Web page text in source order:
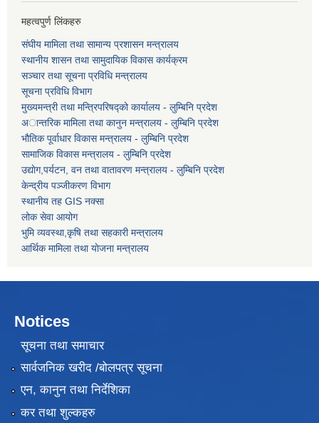
महत्वपुर्ण लिंकहरु
संघीय मामिला तथा सामान्य प्रशासन मन्त्रालय
स्थानीय शासन तथा सामुदायिक विकास कार्यक्रम
सञ्चार तथा सूचना प्रविधि मन्त्रालय
सूचना प्रविधि विभाग
मुख्यमन्त्री तथा मन्त्रिपरिषद्को कार्यालय - लुम्बिनि प्रदेश
अान्तरिक मामिला तथा कानुन मन्त्रालय - लुम्बिनि प्रदेश
भौतिक पूर्वाधार विकास मन्त्रालय - लुम्बिनि प्रदेश
सामाजिक विकास मन्त्रालय - लुम्बिनि प्रदेश
उद्याेग,पर्यटन, वन तथा वातावरण मन्त्रालय - लुम्बिनि प्रदेश
केन्द्रीय पञ्जीकरण विभाग
स्थानीय तह GIS नक्सा
लोक सेवा आयोग
भुमि व्यवस्था,कृषि तथा सहकारी मन्त्रालय
आर्थिक मामिला तथा याेजना मन्त्रालय
Notices
सूचना तथा समाचार
सार्वजनिक खरीद /बोलपत्र सूचना
एन, कानुन तथा निर्देशिका
कर तथा शुल्कहरु